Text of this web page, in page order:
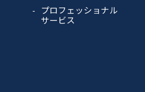
プロフェッショナル
サービス